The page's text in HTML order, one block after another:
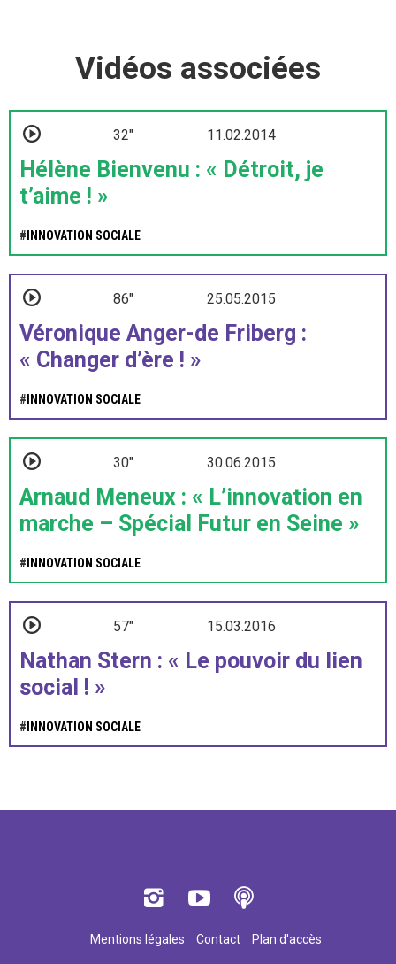
Vidéos associées
32" 11.02.2014
Hélène Bienvenu : « Détroit, je
t’aime ! »
#INNOVATION SOCIALE
86" 25.05.2015
Véronique Anger-de Friberg :
« Changer d’ère ! »
#INNOVATION SOCIALE
30" 30.06.2015
Arnaud Meneux : « L’innovation en
marche – Spécial Futur en Seine »
#INNOVATION SOCIALE
57" 15.03.2016
Nathan Stern : « Le pouvoir du lien
social ! »
#INNOVATION SOCIALE
Mentions légales Contact Plan d'accès